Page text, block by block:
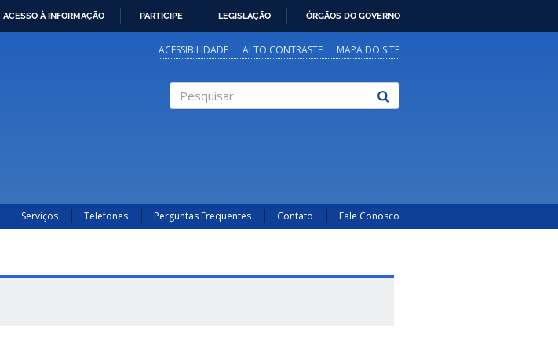
ACESSO À INFORMAÇÃO PARTICIPE LEGISLAÇÃO ÓRGÃOS DO GOVERNO
ACESSIBILIDADE ALTO CONTRASTE MAPA DO SITE
Serviços Telefones Perguntas Frequentes Contato Fale Conosco